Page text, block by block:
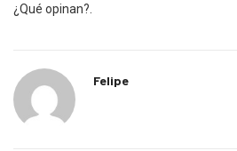
¿Qué opinan?.
Felipe